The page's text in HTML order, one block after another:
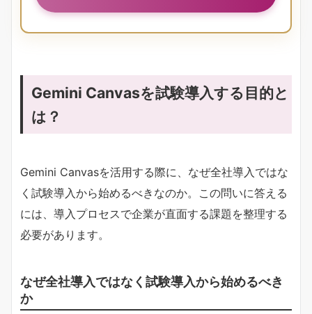
Gemini Canvasを試験導入する目的と
は？
Gemini Canvasを活用する際に、なぜ全社導入ではな
く試験導入から始めるべきなのか。この問いに答える
には、導入プロセスで企業が直面する課題を整理する
必要があります。
なぜ全社導入ではなく試験導入から始めるべき
か